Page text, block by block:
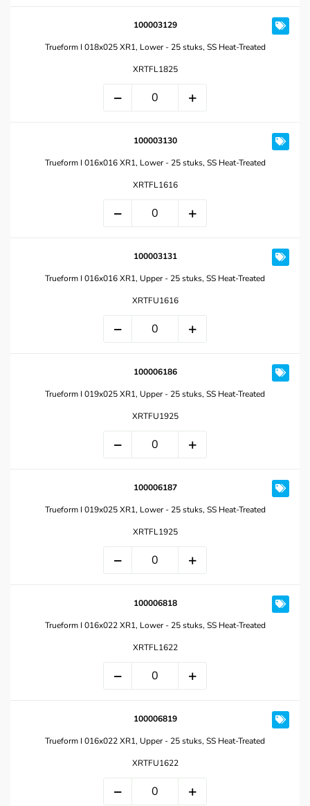
100003129
Trueform I 018x025 XR1, Lower - 25 stuks, SS Heat-Treated
XRTFL1825
100003130
Trueform I 016x016 XR1, Lower - 25 stuks, SS Heat-Treated
XRTFL1616
100003131
Trueform I 016x016 XR1, Upper - 25 stuks, SS Heat-Treated
XRTFU1616
100006186
Trueform I 019x025 XR1, Upper - 25 stuks, SS Heat-Treated
XRTFU1925
100006187
Trueform I 019x025 XR1, Lower - 25 stuks, SS Heat-Treated
XRTFL1925
100006818
Trueform I 016x022 XR1, Lower - 25 stuks, SS Heat-Treated
XRTFL1622
100006819
Trueform I 016x022 XR1, Upper - 25 stuks, SS Heat-Treated
XRTFU1622